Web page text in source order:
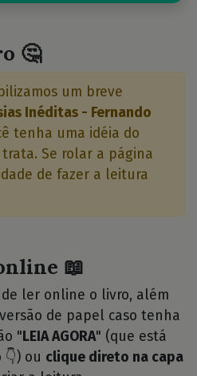
🤔
um breve
Inéditas - Fernando
tenha uma idéia do
Se rolar a página
de fazer a leitura
📖
ler online o livro, além
de papel caso tenha
" LEIA AGORA" (que está
ou clique direto na capa